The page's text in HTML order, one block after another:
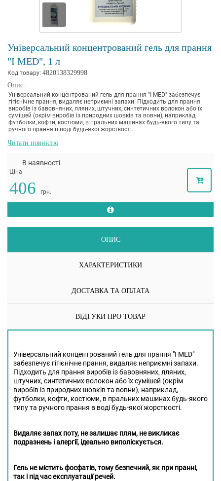
Універсальний концентрований гель для прання
"I MED", 1 л
Код товару: 4820138329998
Опис:
Універсальний концентрований гель для прання "I MED" забезпечує
гігієнічне прання, видаляє неприємні запахи. Підходить для прання
виробів із бавовняних, лляних, штучних, синтетичних волокон або їх
сумішей (окрім виробів із природних шовків та вовни), наприклад,
футболки, кофти, костюми, в пральних машинах будь-якого типу та
ручного прання в воді будь-якої жорсткості.
ідеально виполіскується.
експлуатації речей.
Читати повністю
В наявності
Ціна
406 грн.
ОПИС
ХАРАКТЕРИСТИКИ
ДОСТАВКА ТА ОПЛАТА
ВІДГУКИ ПРО ТОВАР
Універсальний концентрований гель для прання "I MED"
забезпечує гігієнічне прання, видаляє неприємні запахи.
Підходить для прання виробів із бавовняних, лляних,
штучних, синтетичних волокон або їх сумішей (окрім
виробів із природних шовків та вовни), наприклад,
футболки, кофти, костюми, в пральних машинах будь-якого
типу та ручного прання в воді будь-якої жорсткості.
Видаляє запах поту, не залишає плям, не викликає
подразнень і алергії, ідеально виполіскується.
Гель не містить фосфатів, тому безпечний, як при пранні,
так і під час експлуатації речей.